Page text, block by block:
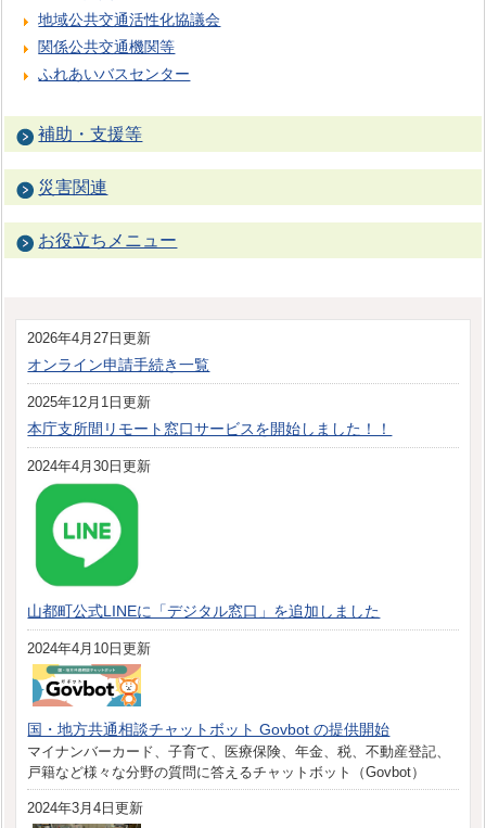
地域公共交通活性化協議会
関係公共交通機関等
ふれあいバスセンター
補助・支援等
災害関連
お役立ちメニュー
2026年4月27日更新
オンライン申請手続き一覧
2025年12月1日更新
本庁支所間リモート窓口サービスを開始しました！！
2024年4月30日更新
山都町公式LINEに「デジタル窓口」を追加しました
2024年4月10日更新
国・地方共通相談チャットボット Govbot の提供開始
マイナンバーカード、子育て、医療保険、年金、税、不動産登記、
戸籍など様々な分野の質問に答えるチャットボット（Govbot）
2024年3月4日更新